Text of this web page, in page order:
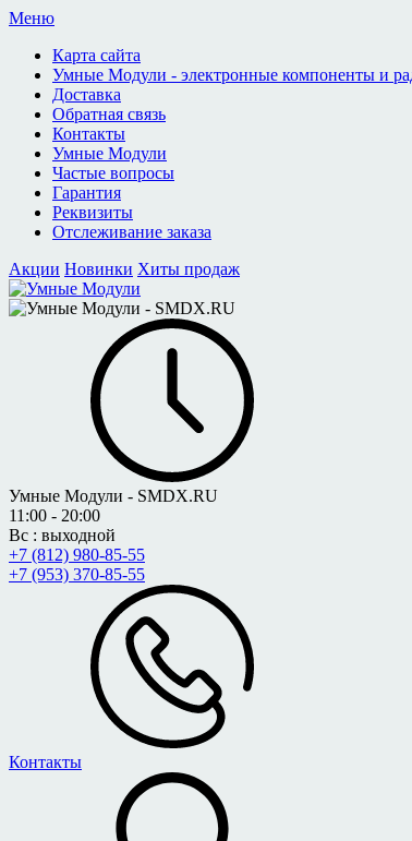
Меню
Карта сайта
Умные Модули - электронные компоненты и
Доставка
Обратная связь
Контакты
Умные Модули
Частые вопросы
Гарантия
Реквизиты
Отслеживание заказа
Акции Новинки Хиты продаж
Умные Модули - SMDX.RU
11:00 - 20:00
Вс : выходной
+7 (812) 980-85-55
+7 (953) 370-85-55
Контакты